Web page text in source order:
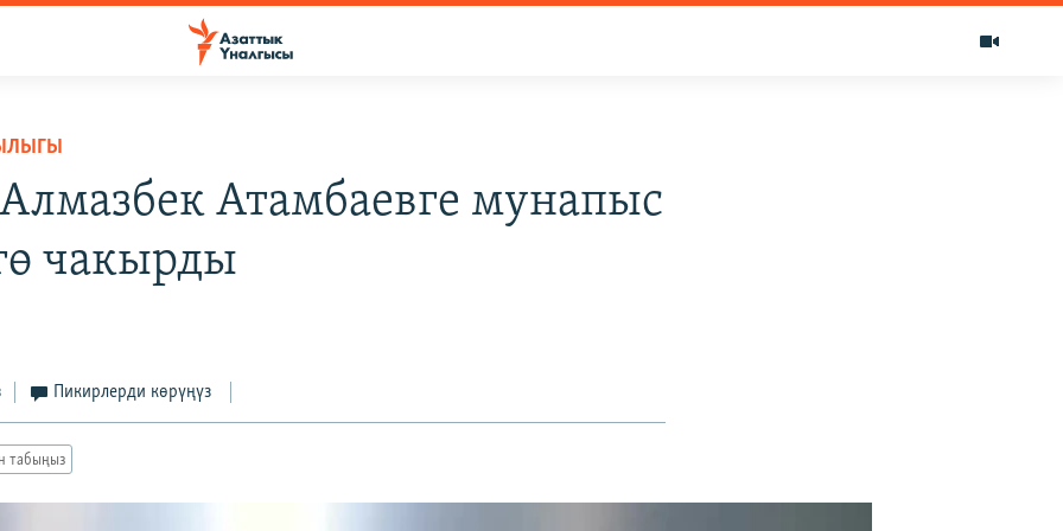
Атамбаевге мунапыс
чакырды
Пикирлерди көрүңүз
табыңыз